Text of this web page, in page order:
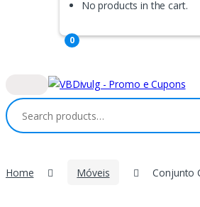
0
No products in the cart.
Search
for:
Home Móveis Conjunto